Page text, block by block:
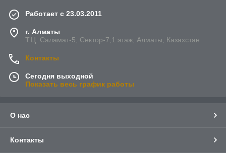
Работает с 23.03.2011
г. Алматы
Т.Ц. Саламат-5, Cектор-7,1 этаж, Алматы, Казахстан
Контакты
Сегодня выходной
Показать весь график работы
О нас
Контакты